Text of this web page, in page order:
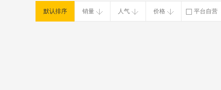
默认排序 销量 人气 价格 平台自营